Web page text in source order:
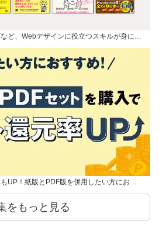
ど、Webデザインに役立つスキルが身に…
UP！紙版とPDF版を併用したい方にお…
をもっと見る